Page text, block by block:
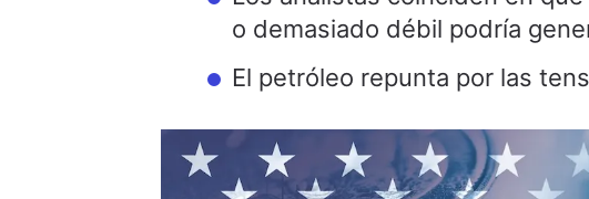
o demasiado débil podría
El petróleo repunta por las